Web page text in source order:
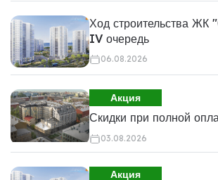
Ход строительства ЖК
IV очередь
06.08.2026
Акция
Скидки при полной
03.08.2026
Акция